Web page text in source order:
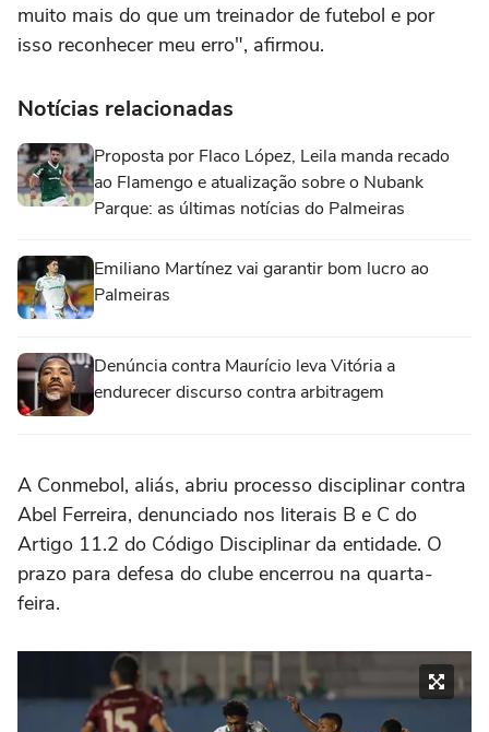
muito mais do que um treinador de futebol e por
isso reconhecer meu erro", afirmou.
Notícias relacionadas
Proposta por Flaco López, Leila manda recado
ao Flamengo e atualização sobre o Nubank
Parque: as últimas notícias do Palmeiras
Emiliano Martínez vai garantir bom lucro ao
Palmeiras
Denúncia contra Maurício leva Vitória a
endurecer discurso contra arbitragem
A Conmebol, aliás, abriu processo disciplinar contra
Abel Ferreira, denunciado nos literais B e C do
Artigo 11.2 do Código Disciplinar da entidade. O
prazo para defesa do clube encerrou na quarta-
feira.